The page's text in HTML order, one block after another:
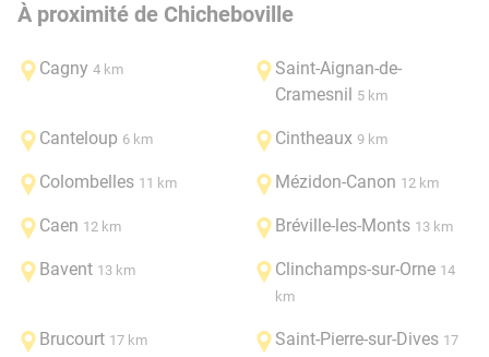
À proximité de Chicheboville
Cagny 4 km
Saint-Aignan-de-
Cramesnil 5 km
Canteloup 6 km Cintheaux 9 km
Colombelles 11 km Mézidon-Canon 12 km
Caen 12 km Bréville-les-Monts 13 km
Bavent 13 km Clinchamps-sur-Orne 14
km
Brucourt 17 km Saint-Pierre-sur-Dives 17